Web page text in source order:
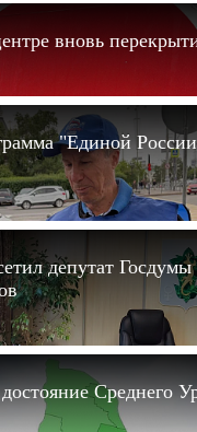
вновь
"Единой
депутат
Среднего